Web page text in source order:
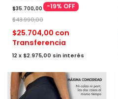
$35.700,00 -19% OFF
$43.990,00
$25.704,00 con
Transferencia
12 x $2.975,00 sin interés